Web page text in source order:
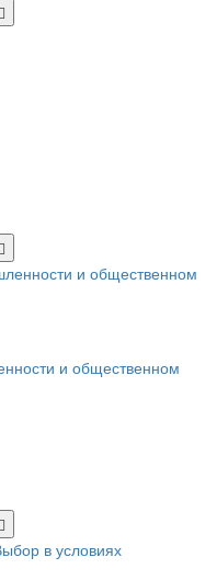
и общественном